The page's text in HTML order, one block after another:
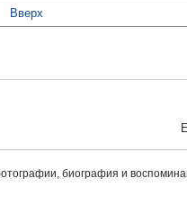
Вверх
биография и